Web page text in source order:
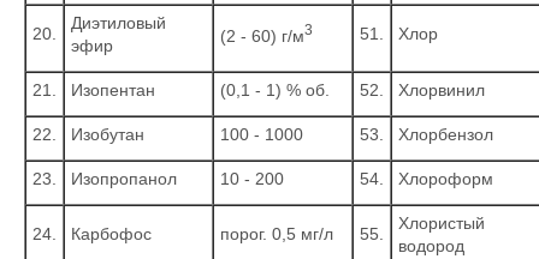
20.
Диэтиловый
эфир
(2 - 60) г/м3 51. Хлор
21. Изопентан (0,1 - 1) % об. 52. Хлорвинил
22. Изобутан 100 - 1000 53. Хлорбензол
23. Изопропанол 10 - 200 54. Хлороформ
24. Карбофос порог. 0,5 мг/л 55.
Хлористый
водород